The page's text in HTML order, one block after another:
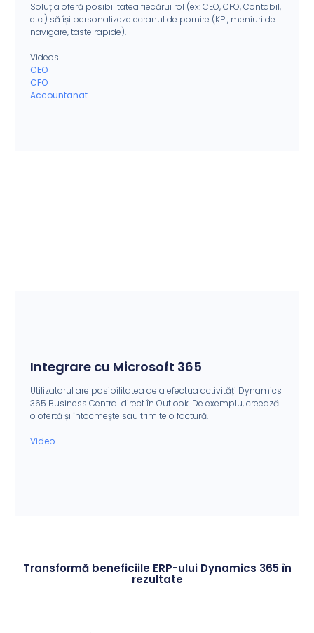
Soluția oferă posibilitatea fiecărui rol (ex: CEO, CFO, Contabil,
etc.) să își personalizeze ecranul de pornire (KPI, meniuri de
navigare, taste rapide).
Videos
CEO
CFO
Accountanat
Integrare cu Microsoft 365
Utilizatorul are posibilitatea de a efectua activități Dynamics
365 Business Central direct în Outlook. De exemplu, creează
o ofertă și întocmește sau trimite o factură.
Video
Transformă beneficiile ERP-ului Dynamics 365 în
rezultate